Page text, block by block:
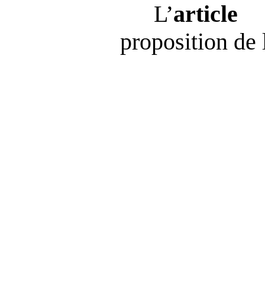
L’article
proposition de